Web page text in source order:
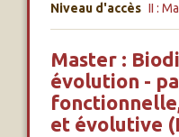
Niveau d'accès II :
Master :
évolution -
et évolutive